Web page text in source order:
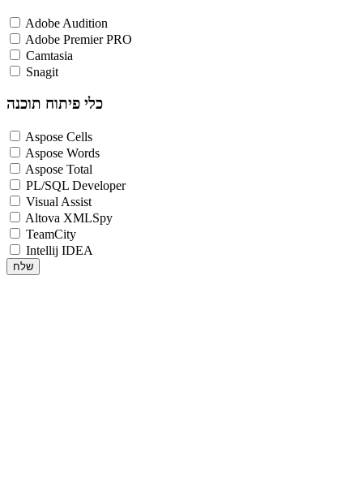
Adobe Audition
Adobe Premier PRO
Camtasia
Snagit
כלי פיתוח תוכנה
Aspose Cells
Aspose Words
Aspose Total
PL/SQL Developer
Visual Assist
Altova XMLSpy
TeamCity
Intellij IDEA